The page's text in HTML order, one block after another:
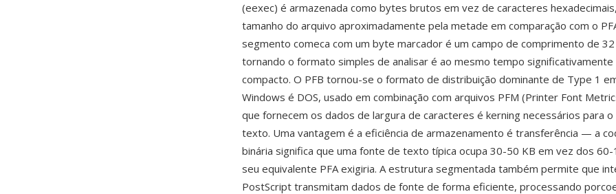
(eexec) é armazenada como bytes brutos em vez de caracteres
tamanho do arquivo aproximadamente pela metade em comparação com o
segmento comeca com um byte marcador é um campo de comprimento de
tornando o formato simples de analisar é ao mesmo tempo significativamente
compacto. O PFB tornou-se o formato de distribuição dominante de Type 1
Windows é DOS, usado em combinação com arquivos PFM (Printer Font
que fornecem os dados de largura de caracteres é kerning necessários para
texto. Uma vantagem é a eficiência de armazenamento é transferência — a
binária significa que uma fonte de texto típica ocupa 30-50 KB em vez dos
seu equivalente PFA exigiria. A estrutura segmentada também permite que
PostScript transmitam dados de fonte de forma eficiente, processando